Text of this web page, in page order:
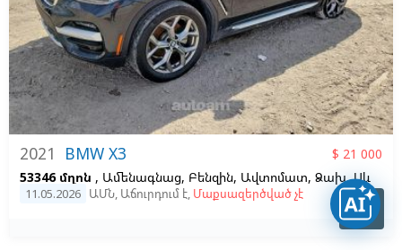

2021 BMW X3
$ 21 000
53346 մղոն , Ամենագնաց, Բենզին, Ավտոմատ, Ձախ,Սև
11.05.2026 ԱՄՆ, Աճուրդում է, Մաքսազերծված չէ